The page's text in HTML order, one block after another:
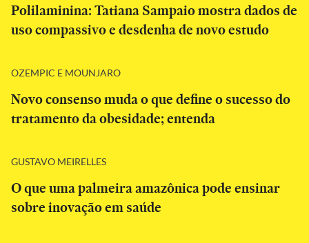
Polilaminina: Tatiana Sampaio mostra dados de
uso compassivo e desdenha de novo estudo
OZEMPIC E MOUNJARO
Novo consenso muda o que define o sucesso do
tratamento da obesidade; entenda
GUSTAVO MEIRELLES
O que uma palmeira amazônica pode ensinar
sobre inovação em saúde